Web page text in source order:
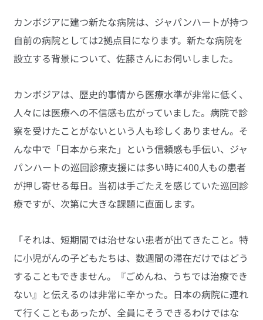
カンボジアに建つ新たな病院は、ジャパンハートが持つ
自前の病院としては2拠点目になります。新たな病院を
設立する背景について、佐藤さんにお伺いしました。
カンボジアは、歴史的事情から医療水準が非常に低く、
人々には医療への不信感も広がっていました。病院で診
察を受けたことがないという人も珍しくありません。そ
んな中で「日本から来た」という信頼感も手伝い、ジャ
パンハートの巡回診療支援には多い時に400人もの患者
が押し寄せる毎日。当初は手ごたえを感じていた巡回診
療ですが、次第に大きな課題に直面します。
「それは、短期間では治せない患者が出てきたこと。特
に小児がんの子どもたちは、数週間の滞在だけではどう
することもできません。『ごめんね、うちでは治療でき
ない』と伝えるのは非常に辛かった。日本の病院に連れ
て行くこともあったが、全員にそうできるわけではな